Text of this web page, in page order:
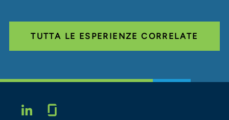
TUTTA LE ESPERIENZE CORRELATE
LINKEDIN